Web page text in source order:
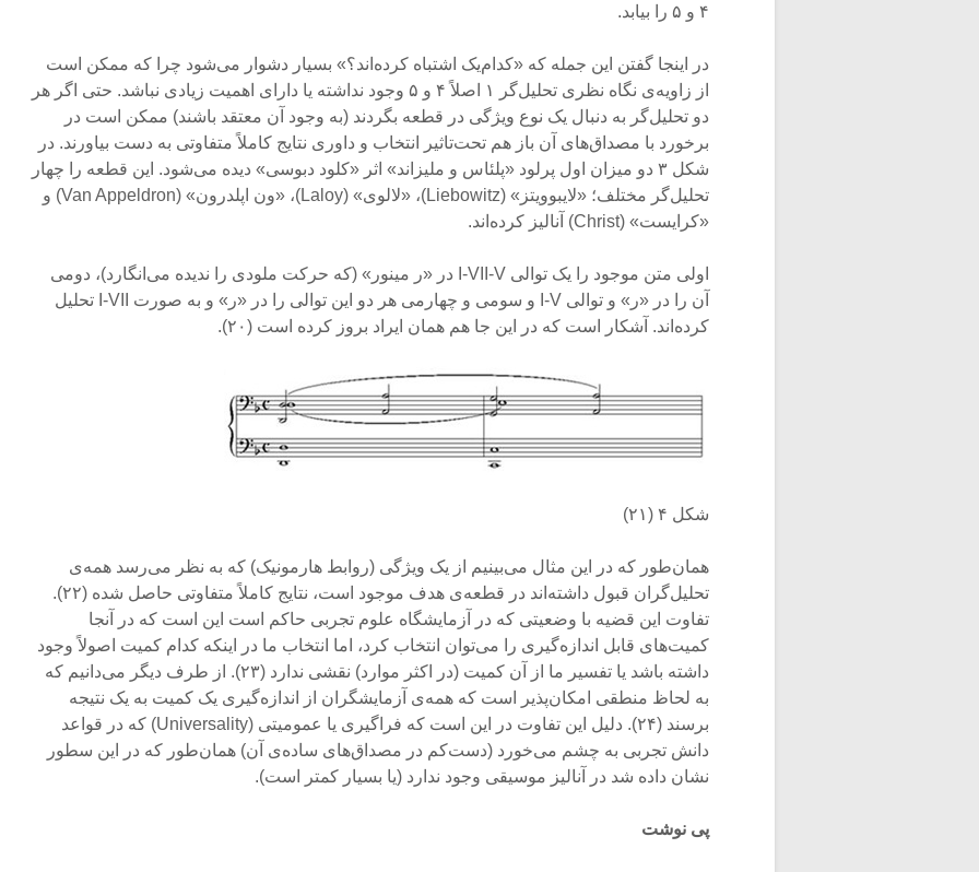
۴ و ۵ را بیابد.
در اینجا گفتن این جمله که «کدام‌یک اشتباه کرده‌اند؟» بسیار دشوار می‌شود چرا که ممکن است
از زاویه‌ی نگاه نظری تحلیل‌گر ۱ اصلاً ۴ و ۵ وجود نداشته یا دارای اهمیت زیادی نباشد. حتی اگر هر
دو تحلیل‌گر به دنبال یک نوع ویژگی در قطعه بگردند (به وجود آن معتقد باشند) ممکن است در
برخورد با مصداق‌های آن باز هم تحت‌تاثیر انتخاب و داوری نتایج کاملاً متفاوتی به دست بیاورند. در
شکل ۳ دو میزان اول پرلود «پلئاس و ملیزاند» اثر «کلود دبوسی» دیده می‌شود. این قطعه را چهار
تحلیل‌گر مختلف؛ «لایبوویتز» (Liebowitz)، «لالوی» (Laloy)، «ون اپلدرون» (Van Appeldron) و
«کرایست» (Christ) آنالیز کرده‌اند.
اولی متن موجود را یک توالی I-VII-V در «ر مینور» (که حرکت ملودی را ندیده می‌انگارد)، دومی
آن را در «ر» و توالی I-V و سومی و چهارمی هر دو این توالی را در «ر» و به صورت I-VII تحلیل
کرده‌اند. آشکار است که در این جا هم همان ایراد بروز کرده است (۲۰).
شکل ۴ (۲۱)
همان‌طور که در این مثال می‌بینیم از یک ویژگی (روابط هارمونیک) که به نظر می‌رسد همه‌ی
تحلیل‌گران قبول داشته‌اند در قطعه‌ی هدف موجود است، نتایج کاملاً متفاوتی حاصل شده (۲۲).
تفاوت این قضیه با وضعیتی که در آزمایشگاه علوم تجربی حاکم است این است که در آنجا
کمیت‌‌های قابل اندازه‌گیری را می‌توان انتخاب کرد، اما انتخاب ما در اینکه کدام کمیت اصولاً وجود
داشته باشد یا تفسیر ما از آن کمیت (در اکثر موارد) نقشی ندارد (۲۳). از طرف دیگر می‌دانیم که
به لحاظ منطقی امکان‌پذیر است که همه‌ی آزمایشگران از اندازه‌گیری یک کمیت به یک نتیجه
برسند (۲۴). دلیل این تفاوت در این است که فراگیری یا عمومیتی (Universality) که در قواعد
دانش تجربی به چشم می‌خورد (دست‌کم در مصداق‌های ساده‌ی آن) همان‌طور که در این سطور
نشان داده شد در آنالیز موسیقی وجود ندارد (یا بسیار کمتر است).
پی نوشت